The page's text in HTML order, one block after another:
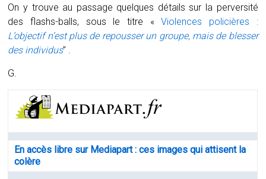
On y trouve au passage quelques détails sur la perversité
des flashs-balls, sous le titre «Violences policières :
L’objectif n’est plus de repousser un groupe, mais de blesser
des individus” .
G.
En accès libre sur Mediapart : ces images qui attisent la
colère